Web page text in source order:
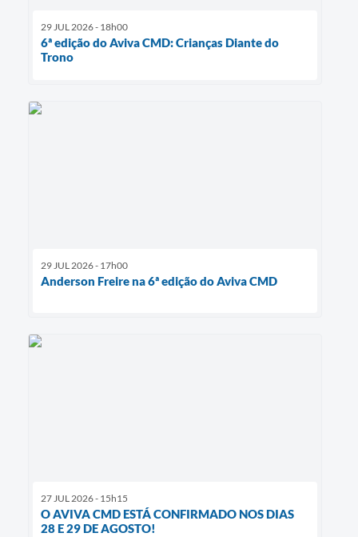
29 JUL 2026 - 18h00
6ª edição do Aviva CMD: Crianças Diante do
Trono
29 JUL 2026 - 17h00
Anderson Freire na 6ª edição do Aviva CMD
27 JUL 2026 - 15h15
O AVIVA CMD ESTÁ CONFIRMADO NOS DIAS
28 E 29 DE AGOSTO!